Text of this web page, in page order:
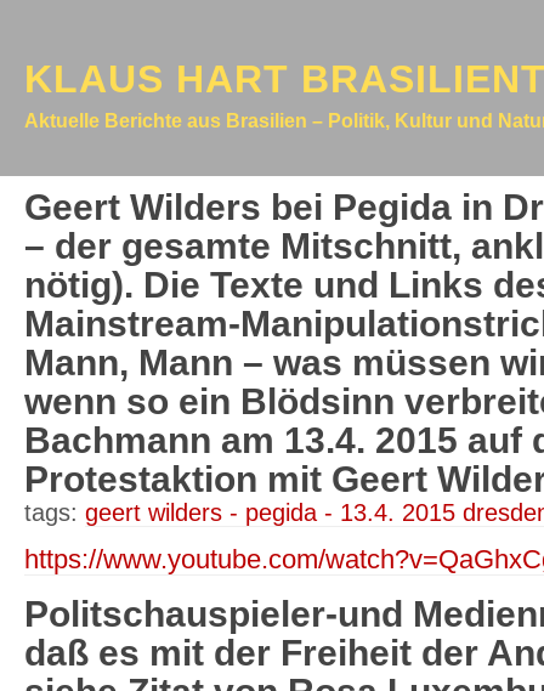
KLAUS HART
Aktuelle Berichte aus Brasilien – Politik, Kultur und
Geert Wilders bei Pegida in
– der gesamte Mitschnitt,
nötig). Die Texte und Links
Mainstream-
Mann, Mann – was müssen
wenn so ein Blödsinn
Bachmann am 13.4. 2015 auf
Protestaktion mit Geert
tags: geert wilders - pegida - 13.4. 2015
https://www.youtube.com/
Politschauspieler-und
daß es mit der Freiheit der